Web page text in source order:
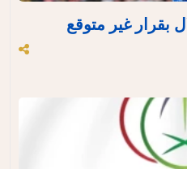
بقرار غير متوقع